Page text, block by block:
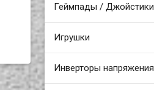
Геймпады / Джойстики
Игрушки
Инверторы напряжения